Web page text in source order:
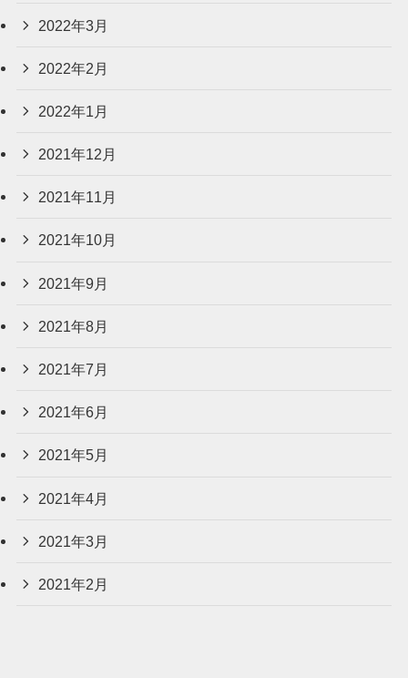
2022年3月
2022年2月
2022年1月
2021年12月
2021年11月
2021年10月
2021年9月
2021年8月
2021年7月
2021年6月
2021年5月
2021年4月
2021年3月
2021年2月